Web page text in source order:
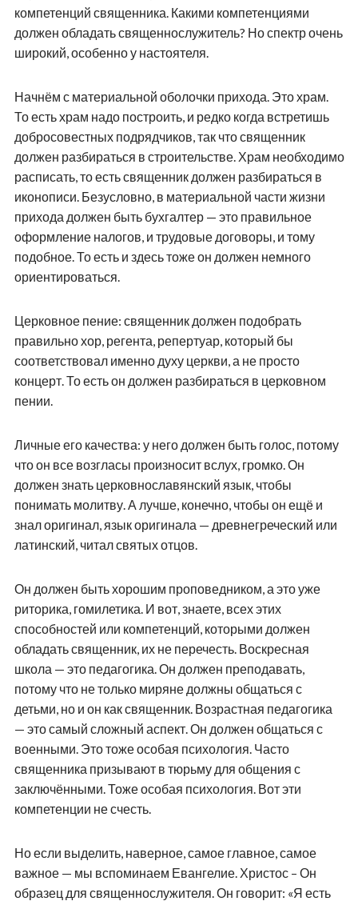
компетенций священника. Какими компетенциями
должен обладать священнослужитель? Но спектр очень
широкий, особенно у настоятеля.
Начнём с материальной оболочки прихода. Это храм.
То есть храм надо построить, и редко когда встретишь
добросовестных подрядчиков, так что священник
должен разбираться в строительстве. Храм необходимо
расписать, то есть священник должен разбираться в
иконописи. Безусловно, в материальной части жизни
прихода должен быть бухгалтер — это правильное
оформление налогов, и трудовые договоры, и тому
подобное. То есть и здесь тоже он должен немного
ориентироваться.
Церковное пение: священник должен подобрать
правильно хор, регента, репертуар, который бы
соответствовал именно духу церкви, а не просто
концерт. То есть он должен разбираться в церковном
пении.
Личные его качества: у него должен быть голос, потому
что он все возгласы произносит вслух, громко. Он
должен знать церковнославянский язык, чтобы
понимать молитву. А лучше, конечно, чтобы он ещё и
знал оригинал, язык оригинала — древнегреческий или
латинский, читал святых отцов.
Он должен быть хорошим проповедником, а это уже
риторика, гомилетика. И вот, знаете, всех этих
способностей или компетенций, которыми должен
обладать священник, их не перечесть. Воскресная
школа — это педагогика. Он должен преподавать,
потому что не только миряне должны общаться с
детьми, но и он как священник. Возрастная педагогика
— это самый сложный аспект. Он должен общаться с
военными. Это тоже особая психология. Часто
священника призывают в тюрьму для общения с
заключёнными. Тоже особая психология. Вот эти
компетенции не счесть.
Но если выделить, наверное, самое главное, самое
важное — мы вспоминаем Евангелие. Христос – Он
образец для священнослужителя. Он говорит: «Я есть